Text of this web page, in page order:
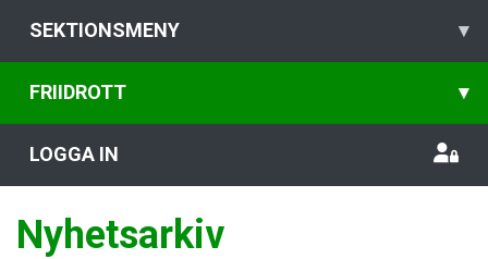
SEKTIONSMENY ▾
FRIIDROTT ▾
LOGGA IN
Nyhetsarkiv